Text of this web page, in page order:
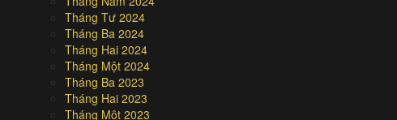
Tháng Tư 2024
Tháng Ba 2024
Tháng Hai 2024
Tháng Một 2024
Tháng Ba 2023
Tháng Hai 2023
Tháng Một 2023